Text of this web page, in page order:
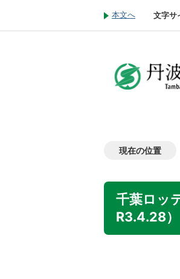
本文へ 文字サ
現在の位置
千葉ロッ
R3.4.28）